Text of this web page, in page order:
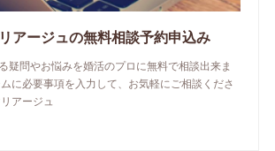
アージュの無料相談予約申込み
疑問やお悩みを婚活のプロに無料で相談出来ま
に必要事項を入力して、お気軽にご相談くださ
アージュ